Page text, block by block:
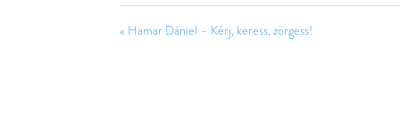
« Hamar Dániel – Kérj, keress, zörgess!